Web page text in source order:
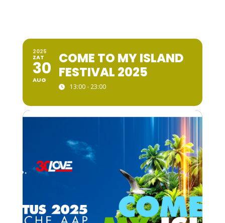
2025
ZAT
30
AUG
COME TO MY ISLAND
FESTIVAL 2025
13:00 - 23:00